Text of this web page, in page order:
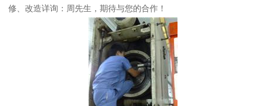
修、改造详询：周先生，期待与您的合作！